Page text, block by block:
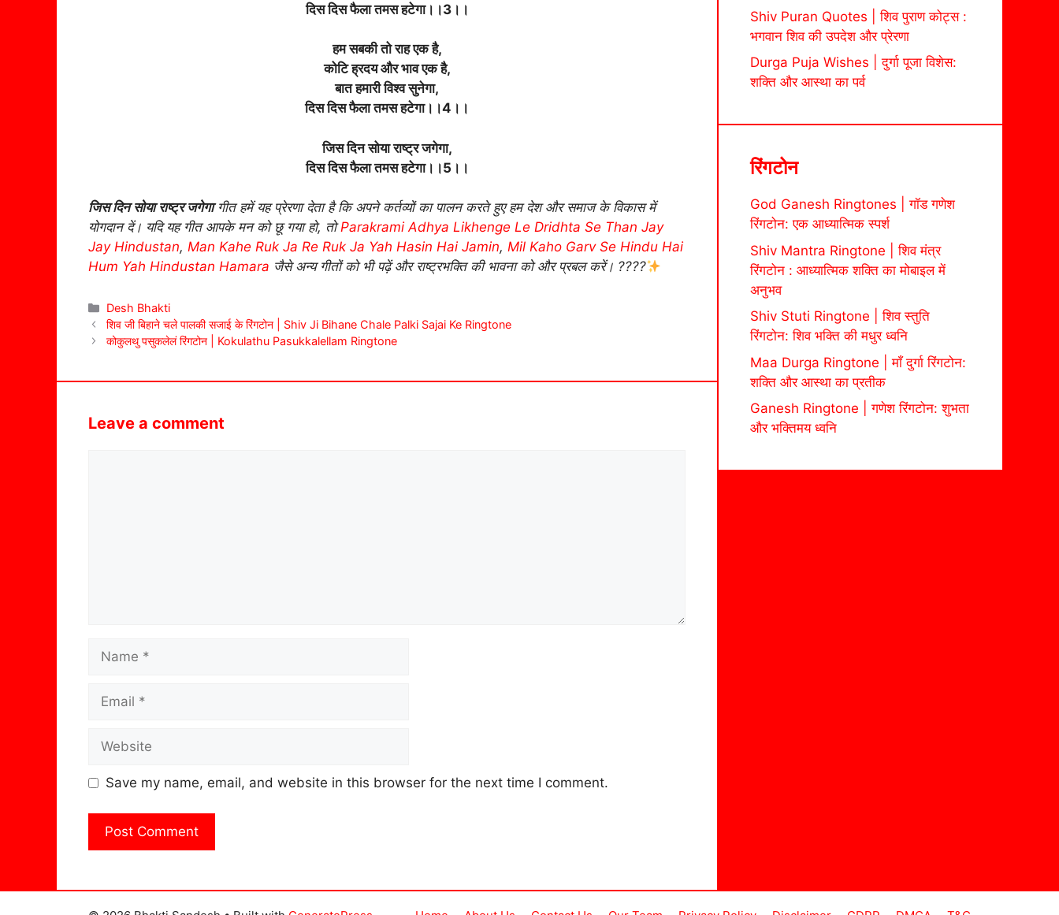
दिस दिस फैला तमस हटेगा।।3।।
हम सबकी तो राह एक है,
कोटि ह्रदय और भाव एक है,
बात हमारी विश्व सुनेगा,
दिस दिस फैला तमस हटेगा।।4।।
जिस दिन सोया राष्ट्र जगेगा,
दिस दिस फैला तमस हटेगा।।5।।
जिस दिन सोया राष्ट्र जगेगागीत हमें यह प्रेरणा देता है कि अपने कर्तव्यों का पालन करते हुए हम देश और समाज के विकास में
योगदान दें। यदि यह गीत आपके मन को छू गया हो, तोParakrami Adhya Likhenge Le Dridhta Se Than Jay
Jay Hindustan, Man Kahe Ruk Ja Re Ruk Ja Yah Hasin Hai Jamin, Mil Kaho Garv Se Hindu Hai
Hum Yah Hindustan Hamara जैसे अन्य गीतों को भी पढ़ें और राष्ट्रभक्ति की भावना को और प्रबल करें। ????
Categories
Desh Bhakti
शिव जी बिहाने चले पालकी सजाई के रिंगटोन | Shiv Ji Bihane Chale Palki Sajai Ke Ringtone
कोकुलथु पसुकलेलं रिंगटोन | Kokulathu Pasukkalellam Ringtone
Leave a comment
Name
Email
Website
Save my name, email, and website in this browser for the next time I comment.
Shiv Puran Quotes | शिव पुराण कोट्स :
भगवान शिव की उपदेश और प्रेरणा
Durga Puja Wishes | दुर्गा पूजा विशेस:
शक्ति और आस्था का पर्व
रिंगटोन
God Ganesh Ringtones | गॉड गणेश
रिंगटोन: एक आध्यात्मिक स्पर्श
Shiv Mantra Ringtone | शिव मंत्र
रिंगटोन : आध्यात्मिक शक्ति का मोबाइल में
अनुभव
Shiv Stuti Ringtone | शिव स्तुति
रिंगटोन: शिव भक्ति की मधुर ध्वनि
Maa Durga Ringtone | माँ दुर्गा रिंगटोन:
शक्ति और आस्था का प्रतीक
Ganesh Ringtone | गणेश रिंगटोन: शुभता
और भक्तिमय ध्वनि